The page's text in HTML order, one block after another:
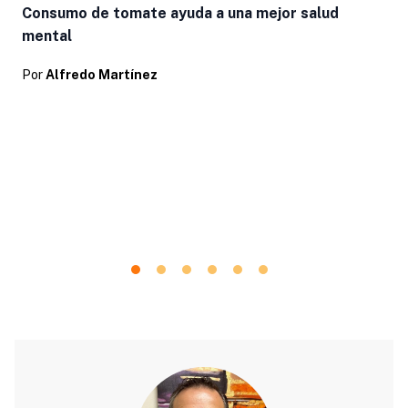
Consumo de tomate ayuda a una mejor salud
mental
Por Alfredo Martínez